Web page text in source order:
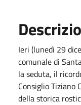
Ieri (lunedì 29
comunale di
la seduta, il
Consiglio Tiziano
della storica